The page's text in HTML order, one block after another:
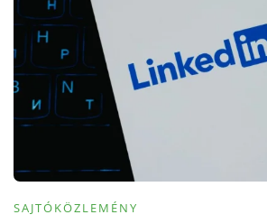
SAJTÓKÖZLEMÉNY